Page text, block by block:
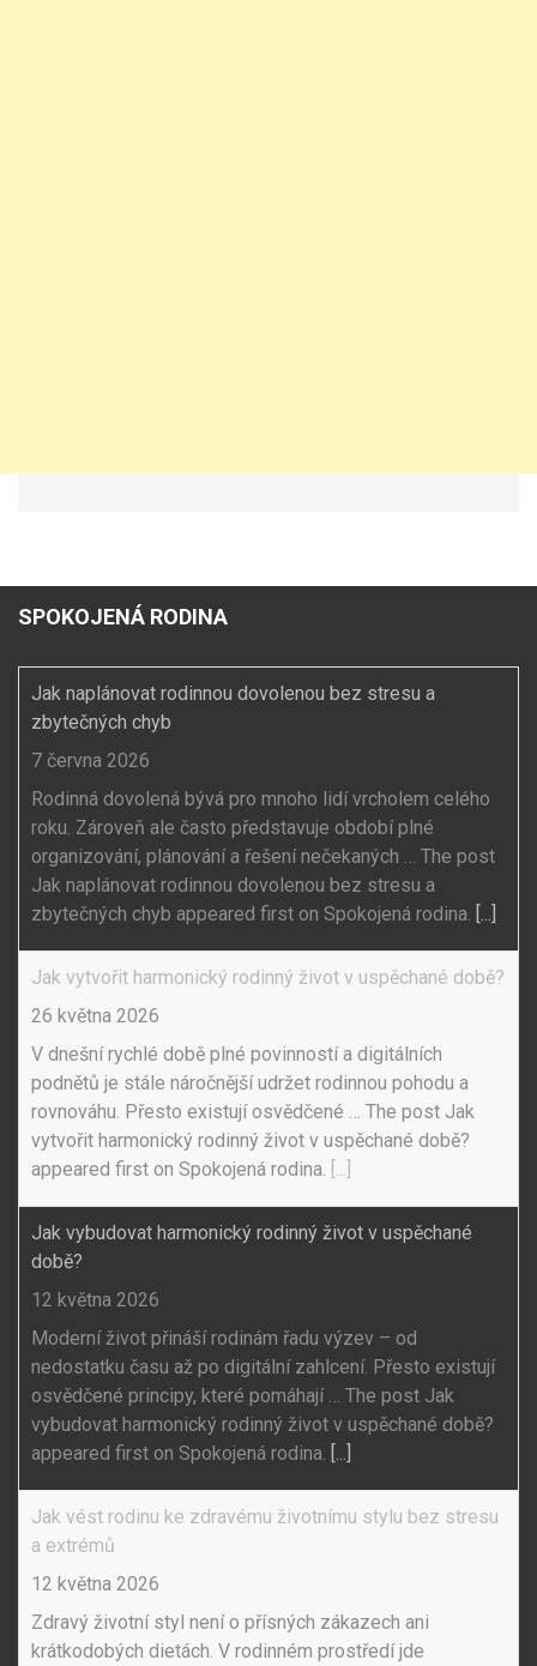
SPOKOJENÁ RODINA
Jak naplánovat rodinnou dovolenou bez stresu a
zbytečných chyb
7 června 2026
Rodinná dovolená bývá pro mnoho lidí vrcholem celého
roku. Zároveň ale často představuje období plné
organizování, plánování a řešení nečekaných … The post
Jak naplánovat rodinnou dovolenou bez stresu a
zbytečných chyb appeared first on Spokojená rodina. [...]
Jak vytvořit harmonický rodinný život v uspěchané době?
26 května 2026
V dnešní rychlé době plné povinností a digitálních
podnětů je stále náročnější udržet rodinnou pohodu a
rovnováhu. Přesto existují osvědčené … The post Jak
vytvořit harmonický rodinný život v uspěchané době?
appeared first on Spokojená rodina. [...]
Jak vybudovat harmonický rodinný život v uspěchané
době?
12 května 2026
Moderní život přináší rodinám řadu výzev – od
nedostatku času až po digitální zahlcení. Přesto existují
osvědčené principy, které pomáhají … The post Jak
vybudovat harmonický rodinný život v uspěchané době?
appeared first on Spokojená rodina. [...]
Jak vést rodinu ke zdravému životnímu stylu bez stresu
a extrémů
12 května 2026
Zdravý životní styl není o přísných zákazech ani
krátkodobých dietách. V rodinném prostředí jde